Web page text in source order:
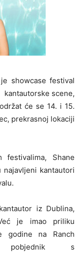
showcase festival
scene,
će se 14. i 15.
prekrasnoj lokaciji
festivalima, Shane
najavljeni kantautori
iz Dublina,
je imao priliku
godine na Ranch
s